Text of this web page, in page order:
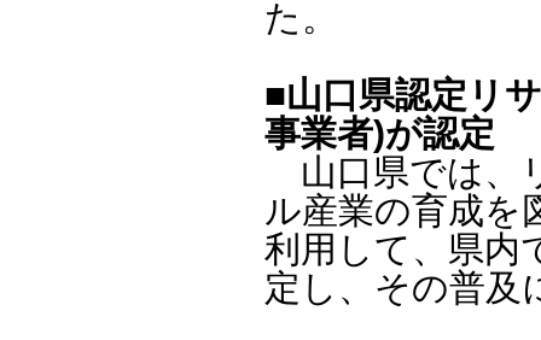
た。
■山口県認定リ
事業者)が認定
山口県では、
ル産業の育成を
利用して、県内
定し、その普及